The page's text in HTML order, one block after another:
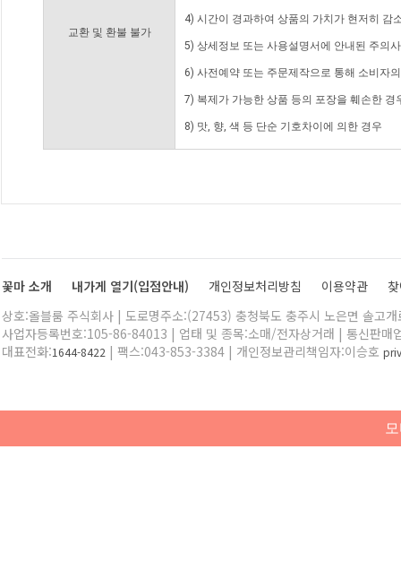
교환 및 환불 불가
4) 시간이 경과하여 상품의 가치가 현저히 감
5) 상세정보 또는 사용설명서에 안내된 주의
6) 사전예약 또는 주문제작으로 통해 소비자
7) 복제가 가능한 상품 등의 포장을 훼손한 경
8) 맛, 향, 색 등 단순 기호차이에 의한 경우
꽃마 소개 내가게 열기(입점안내) 개인정보처리방침 이용약관
상호:올블룸 주식회사 | 도로명주소:(27453) 충청북도 충주시 노은면 솔고
사업자등록번호:105-86-84013 | 업태 및 종목:소매/전자상거래 | 통신판매
대표전화:1644-8422 | 팩스:043-853-3384 | 개인정보관리책임자:이승호